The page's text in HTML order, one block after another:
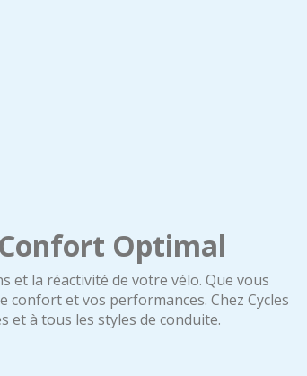
Optimal
et la réactivité de votre vélo. Que vous
et vos performances. Chez Cycles
et à tous les styles de conduite.